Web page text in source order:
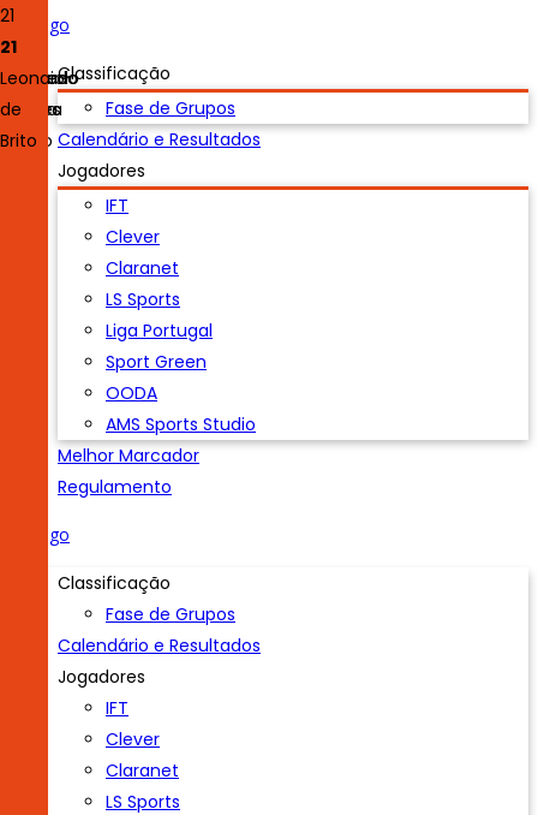
Classificação
Fase de Grupos
Calendário e Resultados
Jogadores
IFT
Clever
Claranet
LS Sports
Liga Portugal
Sport Green
OODA
AMS Sports Studio
Melhor Marcador
Regulamento
Classificação
Fase de Grupos
Calendário e Resultados
Jogadores
IFT
Clever
Claranet
LS Sports
7
7
António
Lopes
20
20
Duarte
Félix
4
4Luís
Machado
10
10
Pedro
Ferreira
23
23
Nuno
Pereira
16
16
Celso
Simões
27
27
João
Pedro
Araújo
21
21
Leonardo
de
Brito